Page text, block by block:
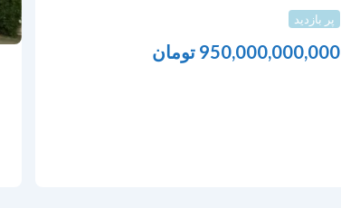
پر بازدید
950,000,000,000 تومان